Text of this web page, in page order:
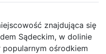
znajdująca się
Sądeckim, w dolinie
ośrodkiem